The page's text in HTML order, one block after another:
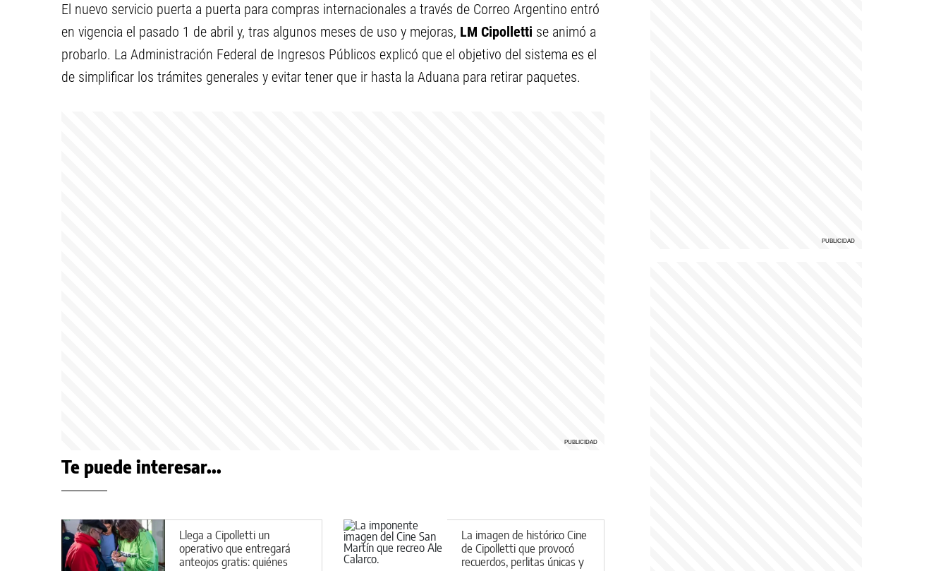
El nuevo servicio puerta a puerta para compras internacionales a través de Correo Argentino entró
en vigencia el pasado 1 de abril y, tras algunos meses de uso y mejoras, LM Cipolletti se animó a
probarlo. La Administración Federal de Ingresos Públicos explicó que el objetivo del sistema es el
de simplificar los trámites generales y evitar tener que ir hasta la Aduana para retirar paquetes.
Te puede interesar...
Llega a Cipolletti un
operativo que entregará
anteojos gratis: quiénes
La imagen de histórico Cine
de Cipolletti que provocó
recuerdos, perlitas únicas y